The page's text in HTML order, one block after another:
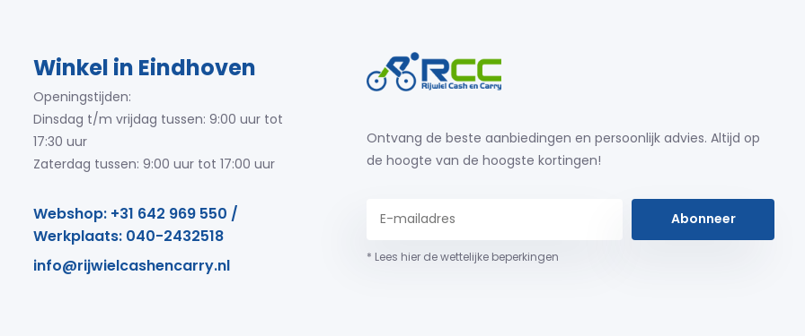
Winkel in Eindhoven
Openingstijden:
Dinsdag t/m vrijdag tussen: 9:00 uur tot
17:30 uur
Zaterdag tussen: 9:00 uur tot 17:00 uur
Webshop: +31 642 969 550 /
Werkplaats: 040-2432518
info@rijwielcashencarry.nl
Ontvang de beste aanbiedingen en persoonlijk advies. Altijd op
de hoogte van de hoogste kortingen!
Abonneer
* Lees hier de wettelijke beperkingen